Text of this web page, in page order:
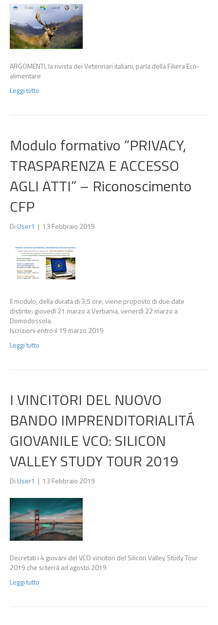
ARGOMENTI, la rivista dei Veterinari italiani, parla della Filiera Eco-
alimentare
Leggi tutto
Modulo formativo “PRIVACY,
TRASPARENZA E ACCESSO
AGLI ATTI” – Riconoscimento
CFP
DiUser1 | 13 Febbraio 2019
Il modulo, della durata di 3,5 ore, viene proposto di due date
distinte: giovedì 21 marzo a Verbania, venerdì 22 marzo a
Domodossola.
Iscrizioni entro il 19 marzo 2019
Leggi tutto
I VINCITORI DEL NUOVO
BANDO IMPRENDITORIALITÁ
GIOVANILE VCO: SILICON
VALLEY STUDY TOUR 2019
DiUser1 | 13 Febbraio 2019
Decretati i 4 giovani del VCO vincitori del Silicon Valley Study Tour
2019 che si terrà ad agosto 2019
Leggi tutto